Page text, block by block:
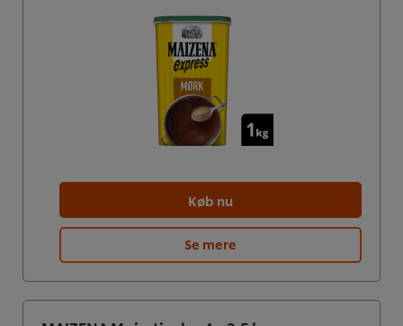
Køb nu
Se mere